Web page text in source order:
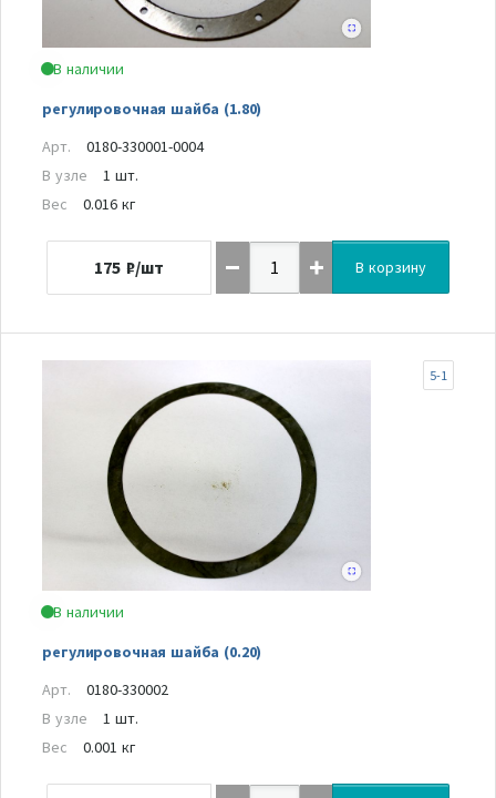
В наличии
регулировочная шайба (1.80)
Арт.
0180-330001-0004
В узле
1 шт.
Вес
0.016 кг
175 ₽/шт В корзину
В наличии
регулировочная шайба (0.20)
5-1
Арт.
0180-330002
В узле
1 шт.
Вес
0.001 кг